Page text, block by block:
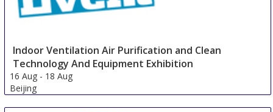
Indoor Ventilation Air Purification and Clean
Technology And Equipment Exhibition
16 Aug - 18 Aug
Beijing